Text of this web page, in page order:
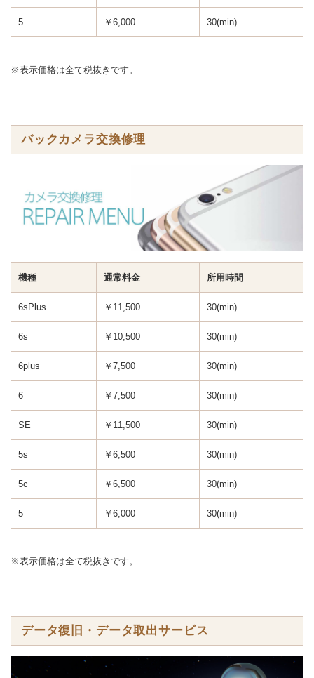
5 ￥6,000 30(min)
※表示価格は全て税抜きです。
バックカメラ交換修理
機種 通常料金 所用時間
6sPlus ￥11,500 30(min)
6s ￥10,500 30(min)
6plus ￥7,500 30(min)
6 ￥7,500 30(min)
SE ￥11,500 30(min)
5s ￥6,500 30(min)
5c ￥6,500 30(min)
5 ￥6,000 30(min)
※表示価格は全て税抜きです。
データ復旧・データ取出サービス